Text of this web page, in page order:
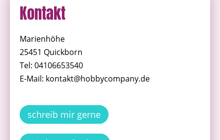
Kontakt
Marienhöhe
25451 Quickborn
Tel: 04106653540
E-Mail: kontakt@hobbycompany.de
schreib mir gerne